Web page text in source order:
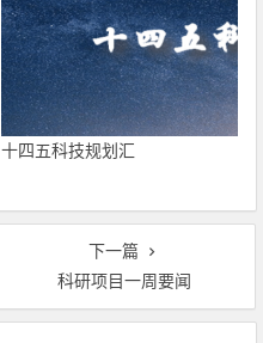
十四五科技规划汇
下一篇
科研项目一周要闻